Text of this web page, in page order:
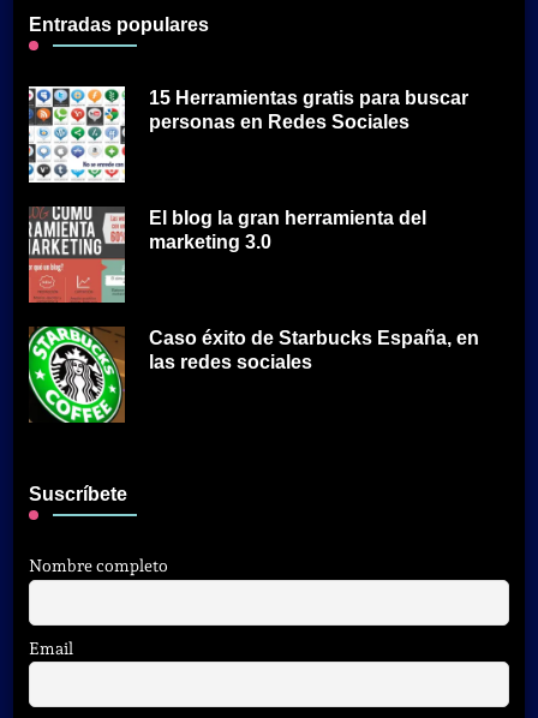
Entradas populares
15 Herramientas gratis para buscar
personas en Redes Sociales
El blog la gran herramienta del
marketing 3.0
Caso éxito de Starbucks España, en
las redes sociales
Suscríbete
Nombre completo
Email